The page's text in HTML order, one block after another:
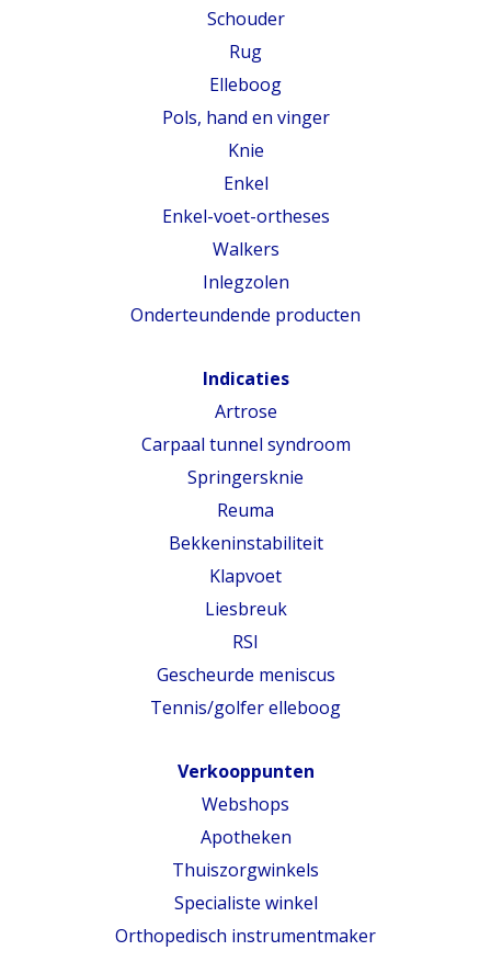
Schouder
Rug
Elleboog
Pols, hand en vinger
Knie
Enkel
Enkel-voet-ortheses
Walkers
Inlegzolen
Onderteundende producten
Indicaties
Artrose
Carpaal tunnel syndroom
Springersknie
Reuma
Bekkeninstabiliteit
Klapvoet
Liesbreuk
RSI
Gescheurde meniscus
Tennis/golfer elleboog
Verkooppunten
Webshops
Apotheken
Thuiszorgwinkels
Specialiste winkel
Orthopedisch instrumentmaker